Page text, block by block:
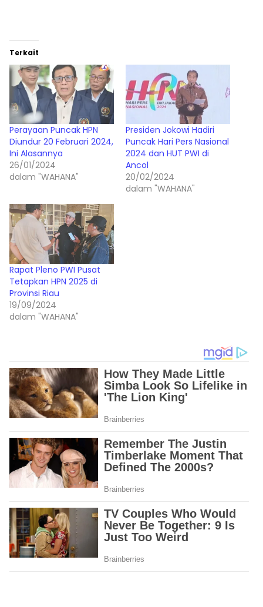
Terkait
Perayaan Puncak HPN
Diundur 20 Februari 2024,
Ini Alasannya
26/01/2024
dalam "WAHANA"
Presiden Jokowi Hadiri
Puncak Hari Pers Nasional
2024 dan HUT PWI di
Ancol
20/02/2024
dalam "WAHANA"
Rapat Pleno PWI Pusat
Tetapkan HPN 2025 di
Provinsi Riau
19/09/2024
dalam "WAHANA"